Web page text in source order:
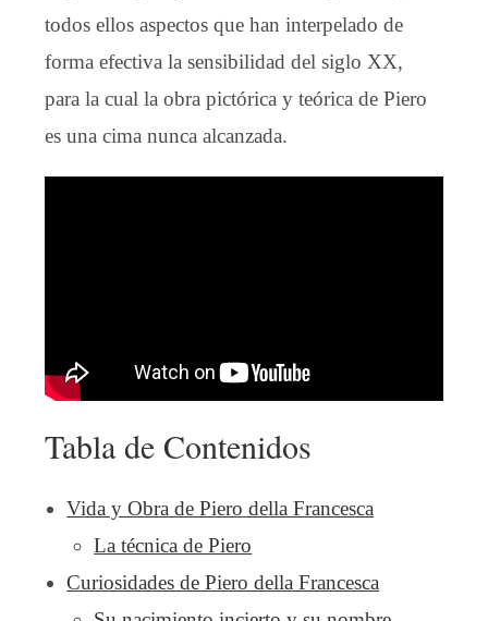
todos ellos aspectos que han interpelado de
forma efectiva la sensibilidad del siglo XX,
para la cual la obra pictórica y teórica de Piero
es una cima nunca alcanzada.
Tabla de Contenidos
Vida y Obra de Piero della Francesca
La técnica de Piero
Curiosidades de Piero della Francesca